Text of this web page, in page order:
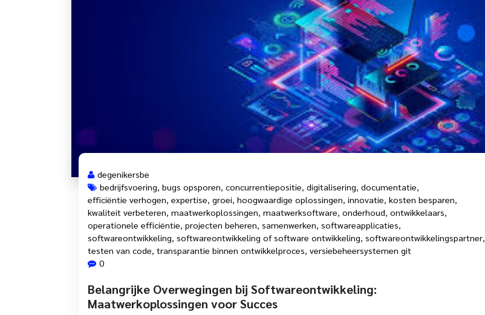
degenikersbe
bedrijfsvoering, bugs opsporen, concurrentiepositie, digitalisering, documentatie,
efficiëntie verhogen, expertise, groei, hoogwaardige oplossingen, innovatie, kosten besparen,
kwaliteit verbeteren, maatwerkoplossingen, maatwerksoftware, onderhoud, ontwikkelaars,
operationele efficiëntie, projecten beheren, samenwerken, softwareapplicaties,
softwareontwikkeling, softwareontwikkeling of software ontwikkeling, softwareontwikkelingspartner,
testen van code, transparantie binnen ontwikkelproces, versiebeheersystemen git
0
Belangrijke Overwegingen bij Softwareontwikkeling:
Maatwerkoplossingen voor Succes